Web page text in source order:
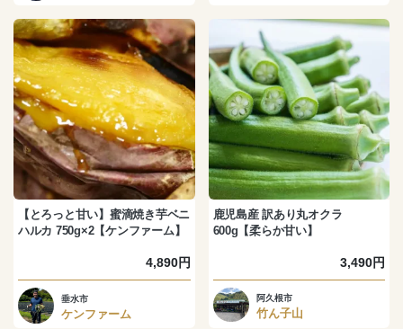
【とろっと甘い】蜜滴焼き芋ベニ
ハルカ 750g×2【ケンファーム】
4,890円
垂水市
ケンファーム
鹿児島産 訳あり丸オクラ
600g【柔らか甘い】
3,490円
阿久根市
竹ん子山